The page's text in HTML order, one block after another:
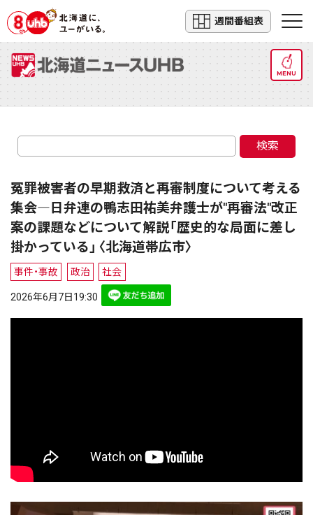
週間番組表
MENU
検索
冤罪被害者の早期救済と再審制度について考える
集会―日弁連の鴨志田祐美弁護士が"再審法"改正
案の課題などについて解説「歴史的な局面に差し
掛かっている」〈北海道帯広市〉
事件・事故 政治 社会
2026年6月7日19:30